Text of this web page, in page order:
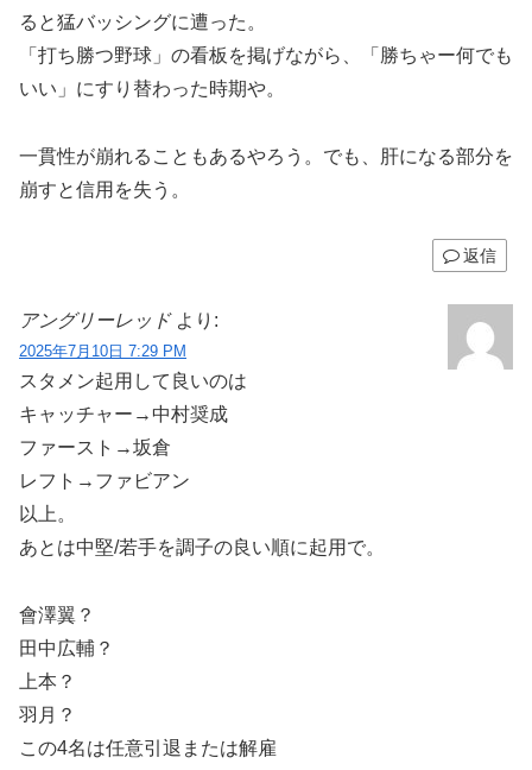
ると猛バッシングに遭った。
「打ち勝つ野球」の看板を掲げながら、「勝ちゃー何でも
いい」にすり替わった時期や。
一貫性が崩れることもあるやろう。でも、肝になる部分を
崩すと信用を失う。
返信
アングリーレッド より:
2025年7月10日 7:29 PM
スタメン起用して良いのは
キャッチャー→中村奨成
ファースト→坂倉
レフト→ファビアン
以上。
あとは中堅/若手を調子の良い順に起用で。
會澤翼？
田中広輔？
上本？
羽月？
この4名は任意引退または解雇